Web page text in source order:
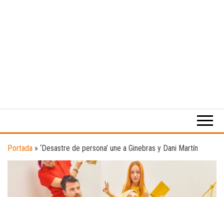
digital
el
música.
Portada » ‘Desastre de persona’ une a Ginebras y Dani Martín